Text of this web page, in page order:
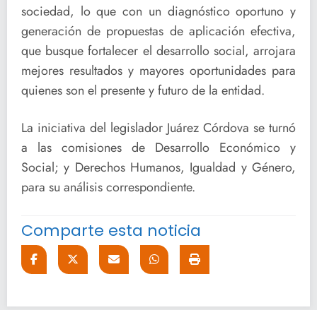
sociedad, lo que con un diagnóstico oportuno y
generación de propuestas de aplicación efectiva,
que busque fortalecer el desarrollo social, arrojara
mejores resultados y mayores oportunidades para
quienes son el presente y futuro de la entidad.
La iniciativa del legislador Juárez Córdova se turnó
a las comisiones de Desarrollo Económico y
Social; y Derechos Humanos, Igualdad y Género,
para su análisis correspondiente.
Comparte esta noticia